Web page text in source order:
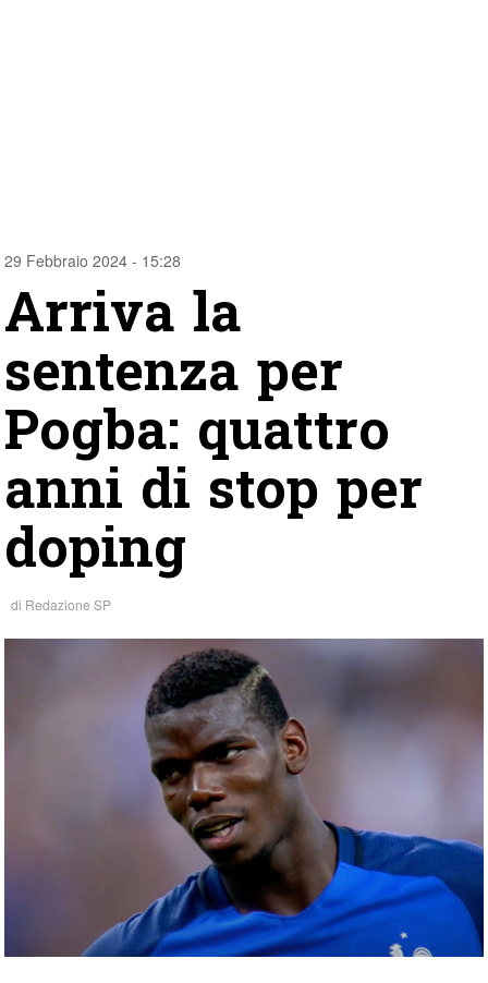
29 Febbraio 2024 - 15:28
Arriva la
sentenza per
Pogba: quattro
anni di stop per
doping
di Redazione SP